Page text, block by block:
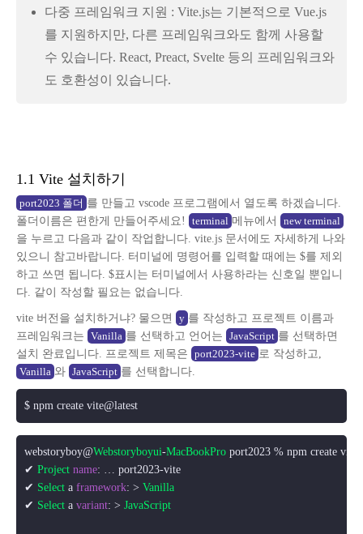
다중 프레임워크 지원 : Vite.js는 기본적으로 Vue.js
를 지원하지만, 다른 프레임워크와도 함께 사용할
수 있습니다. React, Preact, Svelte 등의 프레임워크와
도 호환성이 있습니다.
1.1 Vite 설치하기
port2023 폴더 를 만들고 vscode 프로그램에서 열도록 하겠습니다.
폴더이름은 편한게 만들어주세요!
terminal 메뉴에서 new terminal
을 누르고 다음과 같이 작업합니다. vite.js 문서에도 자세하게 나와
있으니 참고바랍니다. 터미널에 명령어를 입력할 때에는 $를 제외
하고 쓰면 됩니다. $표시는 터미널에서 사용하라는 신호일 뿐입니
다. 같이 작성할 필요는 없습니다.
vite 버전을 설치하거냐? 물으면 y 를 작성하고 프로젝트 이름과
프레임워크는
Vanilla 를 선택하고 언어는 JavaScript 를 선택하면
설치 완료입니다. 프로젝트 제목은
port2023-vite 로 작성하고,
Vanilla 와 JavaScript 를 선택합니다.
$ npm create vite@latest
webstoryboy@Webstoryboyui-MacBookPro port2023 % npm create
✔ Project name: … port2023-vite
✔ Select a framework: > Vanilla
✔ Select a variant: > JavaScript